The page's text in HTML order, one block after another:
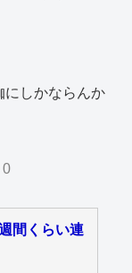
にしかならんか
0
間くらい連